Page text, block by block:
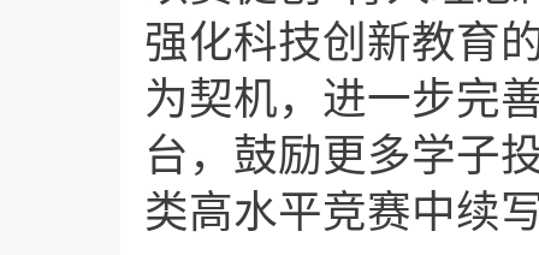
强化科技创新教育
为契机，进一步完
台，鼓励更多学子
类高水平竞赛中续